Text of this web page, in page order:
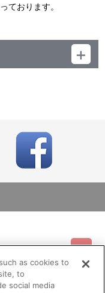
ております。
ポリシー
as cookies to
to
social media